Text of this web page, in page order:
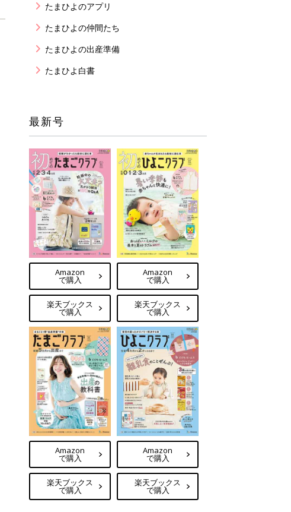
たまひよのアプリ
たまひよの仲間たち
たまひよの出産準備
たまひよ白書
最新号
Amazon
で購入
楽天ブックス
で購入
Amazon
で購入
楽天ブックス
で購入
Amazon
で購入
楽天ブックス
で購入
Amazon
で購入
楽天ブックス
で購入